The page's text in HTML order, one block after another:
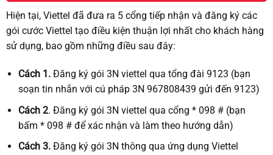
Hiện tại, Viettel đã đưa ra 5 cổng tiếp nhận và đăng ký các
gói cước Viettel tạo điều kiện thuận lợi nhất cho khách hàng
sử dụng, bao gồm những điều sau đây:
Cách 1. Đăng ký gói 3N viettel qua tổng đài 9123 (bạn
soạn tin nhắn với cú pháp 3N 967808439 gửi đến 9123)
Cách 2. Đăng ký gói 3N viettel qua cổng * 098 # (bạn
bấm * 098 # để xác nhận và làm theo hướng dẫn)
Cách 3. Đăng ký gói 3N thông qua ứng dụng Viettel